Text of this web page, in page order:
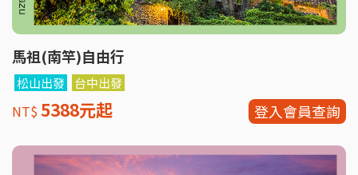
馬祖(南竿)自由行
松山出發 台中出發
NT$5388元起 登入會員查詢